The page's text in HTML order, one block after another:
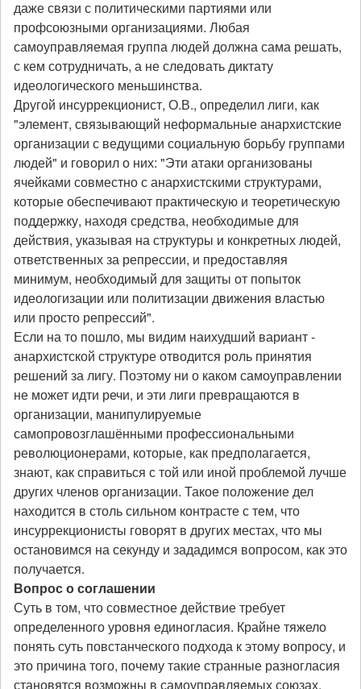
даже связи с политическими партиями или
профсоюзными организациями. Любая
самоуправляемая группа людей должна сама решать,
с кем сотрудничать, а не следовать диктату
идеологического меньшинства.
Другой инсуррекционист, О.В., определил лиги, как
"элемент, связывающий неформальные анархистские
организации с ведущими социальную борьбу группами
людей" и говорил о них: "Эти атаки организованы
ячейками совместно с анархистскими структурами,
которые обеспечивают практическую и теоретическую
поддержку, находя средства, необходимые для
действия, указывая на структуры и конкретных людей,
ответственных за репрессии, и предоставляя
минимум, необходимый для защиты от попыток
идеологизации или политизации движения властью
или просто репрессий".
Если на то пошло, мы видим наихудший вариант -
анархистской структуре отводится роль принятия
решений за лигу. Поэтому ни о каком самоуправлении
не может идти речи, и эти лиги превращаются в
организации, манипулируемые
самопровозглашёнными профессиональными
революционерами, которые, как предполагается,
знают, как справиться с той или иной проблемой лучше
других членов организации. Такое положение дел
находится в столь сильном контрасте с тем, что
инсуррекционисты говорят в других местах, что мы
остановимся на секунду и зададимся вопросом, как это
получается.
Вопрос о соглашении
Суть в том, что совместное действие требует
определенного уровня единогласия. Крайне тяжело
понять суть повстанческого подхода к этому вопросу, и
это причина того, почему такие странные разногласия
становятся возможны в самоуправляемых союзах,